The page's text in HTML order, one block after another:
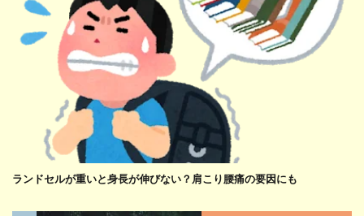
ランドセルが重いと身長が伸びない？肩こり腰痛の要因にも